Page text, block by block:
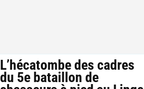
L’hécatombe des cadres
du 5e bataillon de